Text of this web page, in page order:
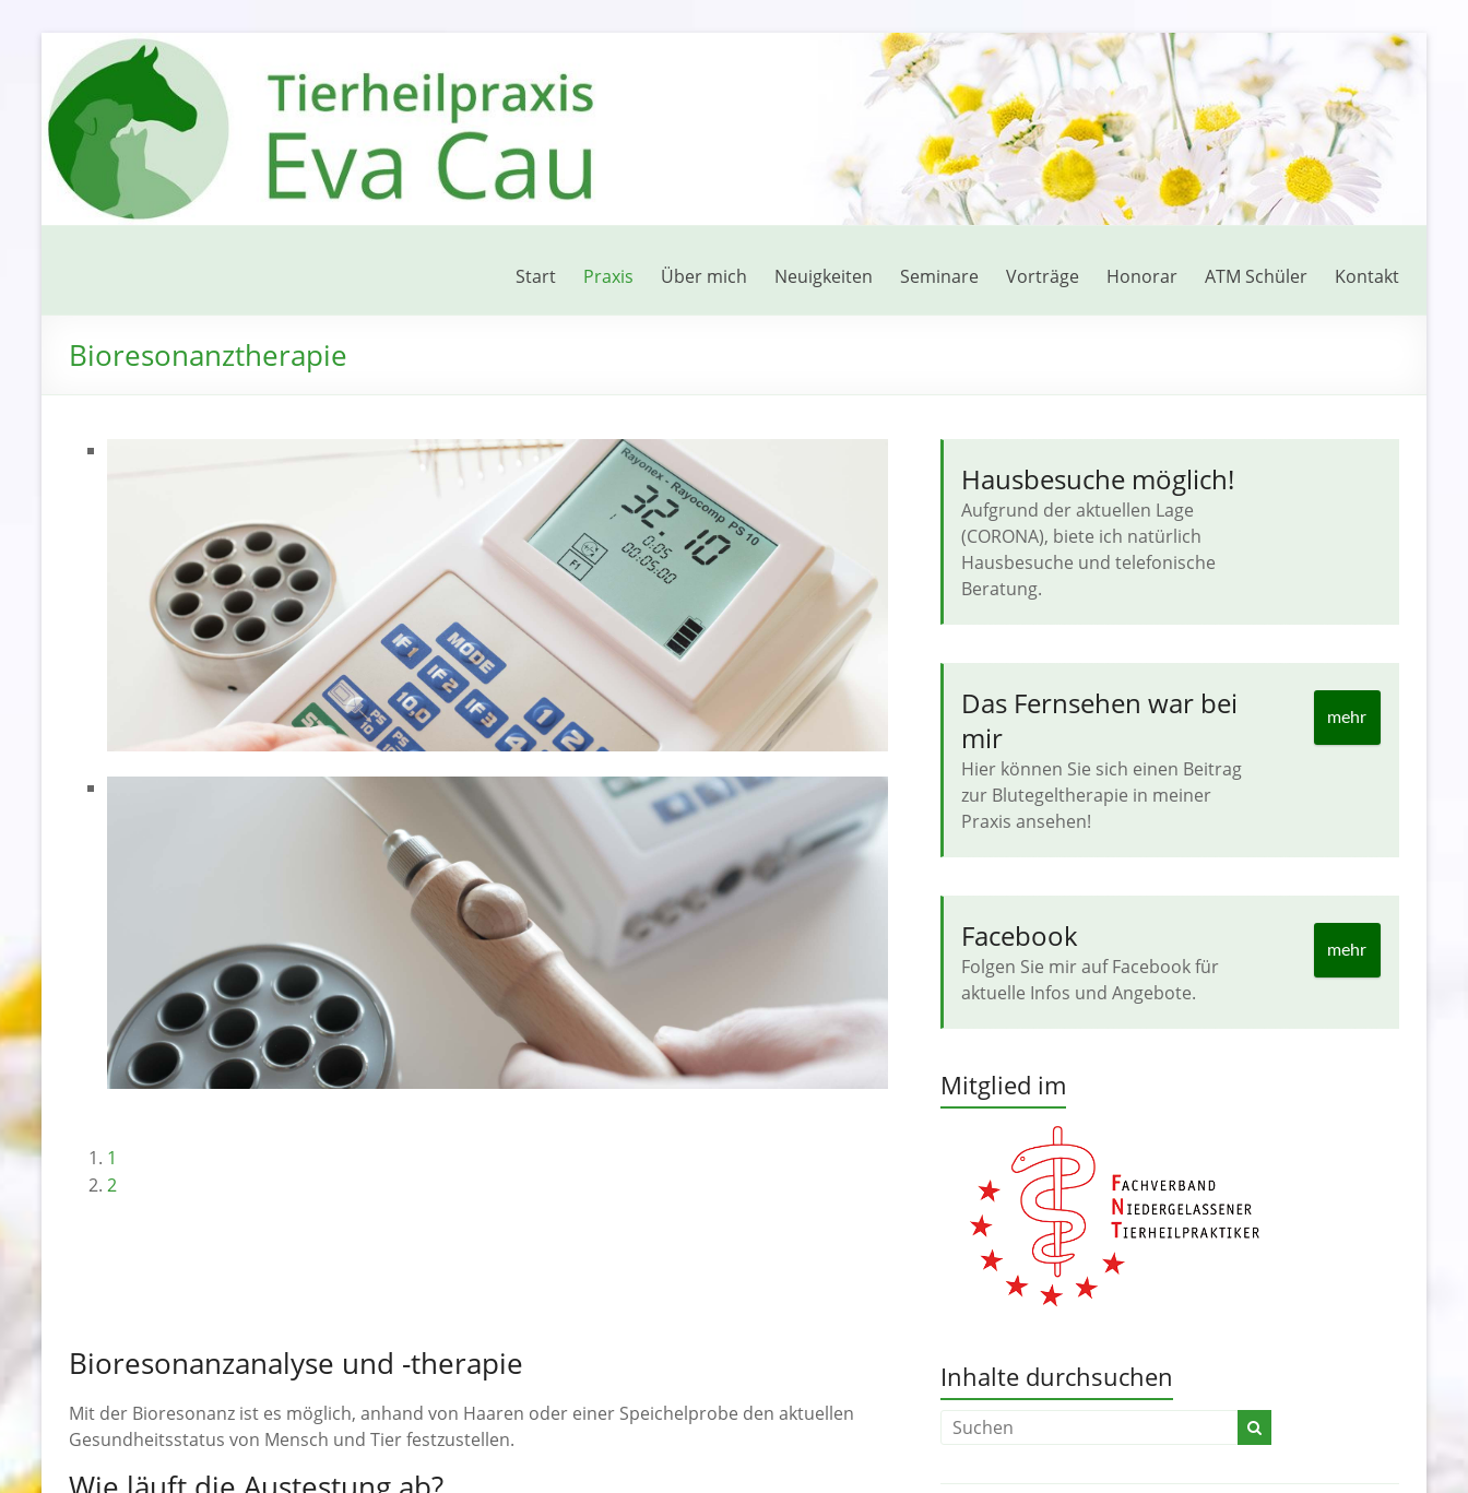
Start Praxis Über mich Neuigkeiten Seminare Vorträge Honorar ATM Schüler Kontakt
Bioresonanztherapie
1
2
Bioresonanzanalyse und -therapie
Mit der Bioresonanz ist es möglich, anhand von Haaren oder einer Speichelprobe den aktuellen
Gesundheitsstatus von Mensch und Tier festzustellen.
Hausbesuche möglich!
Aufgrund der aktuellen Lage
(CORONA), biete ich natürlich
Hausbesuche und telefonische
Beratung.
Das Fernsehen war bei
mir
Hier können Sie sich einen Beitrag
zur Blutegeltherapie in meiner
Praxis ansehen!
mehr
Facebook
Folgen Sie mir auf Facebook für
aktuelle Infos und Angebote.
mehr
Mitglied im
Inhalte durchsuchen